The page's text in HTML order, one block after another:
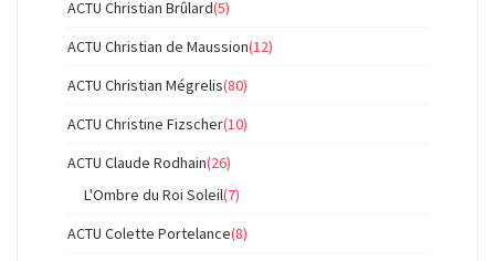
ACTU Christian Brûlard(5)
ACTU Christian de Maussion(12)
ACTU Christian Mégrelis(80)
ACTU Christine Fizscher(10)
ACTU Claude Rodhain(26)
L'Ombre du Roi Soleil(7)
ACTU Colette Portelance(8)